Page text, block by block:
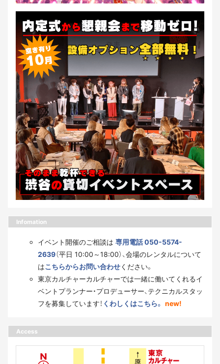
Infomation
イベント開催のご相談は 専用電話 050-5574-
2639（平日 10:00～18:00）、会場のレンタルについて
はこちらからお問い合わせください。
東京カルチャーカルチャーでは一緒に働いてくれるイ
ベントプランナー・プロデューサー、テクニカルスタッ
フを募集しています！ くわしくはこちら。 new!
Access